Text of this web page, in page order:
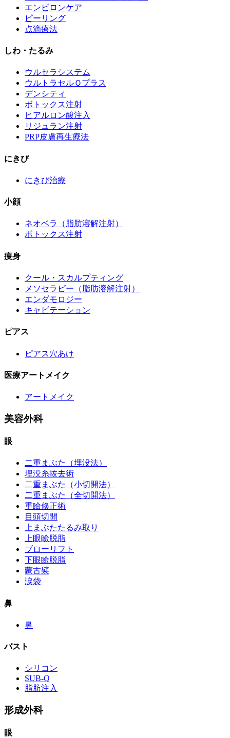
エンビロンケア
ピーリング
点滴療法
しわ・たるみ
ウルセラシステム
ウルトラセルＱプラス
デンシティ
ボトックス注射
ヒアルロン酸注入
リジュラン注射
PRP皮膚再生療法
にきび
にきび治療
小顔
ネオベラ（脂肪溶解注射）
ボトックス注射
痩身
クール・スカルプティング
メソセラピー（脂肪溶解注射）
エンダモロジー
キャビテーション
ピアス
ピアス穴あけ
医療アートメイク
アートメイク
美容外科
眼
二重まぶた（埋没法）
埋没糸抜去術
二重まぶた（小切開法）
二重まぶた（全切開法）
重瞼修正術
目頭切開
上まぶたたるみ取り
上眼瞼脱脂
ブローリフト
下眼瞼脱脂
蒙古襞
涙袋
鼻
鼻
バスト
シリコン
SUB-Q
脂肪注入
形成外科
眼